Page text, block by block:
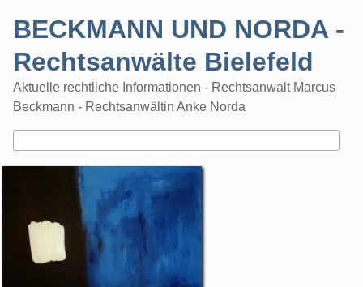
BECKMANN UND NORDA -
Rechtsanwälte Bielefeld
Aktuelle rechtliche Informationen - Rechtsanwalt Marcus
Beckmann - Rechtsanwältin Anke Norda